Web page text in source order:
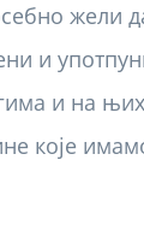
жели
и
и на
које